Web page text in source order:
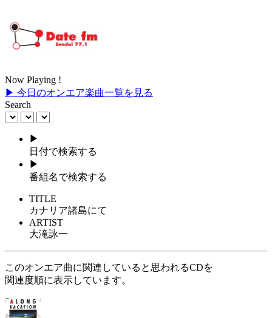
Now Playing !
▶ 今日のオンエア楽曲一覧を見る
Search
▶
日付で検索する
▶
番組名で検索する
TITLE
カナリア諸島にて
ARTIST
大滝詠一
このオンエア曲に関連していると思われるCDを
関連度順に表示しています。